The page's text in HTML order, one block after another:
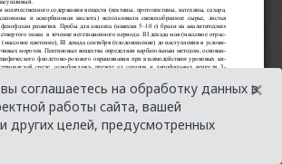
соглашаетесь на обработку данных в
работы сайта, вашей
других целей, предусмотренных
×